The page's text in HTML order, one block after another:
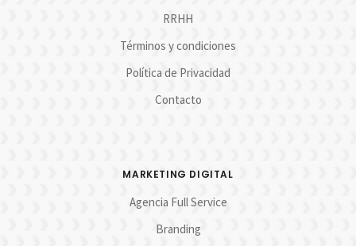
RRHH
Términos y condiciones
Política de Privacidad
Contacto
MARKETING DIGITAL
Agencia Full Service
Branding